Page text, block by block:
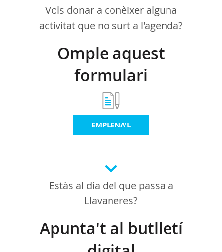
Vols donar a conèixer alguna
activitat que no surt a l'agenda?
Omple aquest
formulari
EMPLENA'L
Estàs al dia del que passa a
Llavaneres?
Apunta't al butlletí